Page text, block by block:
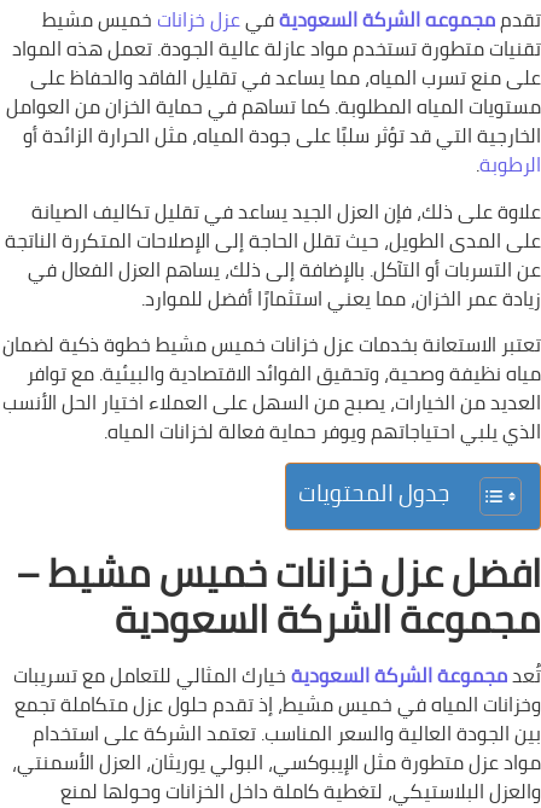
تقدممجموعه الشركة السعوديةفيعزل خزانات خميس مشيط
تقنيات متطورة تستخدم مواد عازلة عالية الجودة. تعمل هذه المواد
على منع تسرب المياه، مما يساعد في تقليل الفاقد والحفاظ على
مستويات المياه المطلوبة. كما تساهم في حماية الخزان من العوامل
الخارجية التي قد تؤثر سلبًا على جودة المياه، مثل الحرارة الزائدة أو
الرطوبة.
علاوة على ذلك، فإن العزل الجيد يساعد في تقليل تكاليف الصيانة
على المدى الطويل، حيث تقلل الحاجة إلى الإصلاحات المتكررة الناتجة
عن التسربات أو التآكل. بالإضافة إلى ذلك، يساهم العزل الفعال في
زيادة عمر الخزان، مما يعني استثمارًا أفضل للموارد.
تعتبر الاستعانة بخدمات عزل خزانات خميس مشيط خطوة ذكية لضمان
مياه نظيفة وصحية، وتحقيق الفوائد الاقتصادية والبيئية. مع توافر
العديد من الخيارات، يصبح من السهل على العملاء اختيار الحل الأنسب
الذي يلبي احتياجاتهم ويوفر حماية فعالة لخزانات المياه.
جدول المحتويات
افضل عزل خزانات خميس مشيط –
مجموعة الشركة السعودية
تُعدمجموعة الشركة السعوديةخيارك المثالي للتعامل مع تسريبات
وخزانات المياه في خميس مشيط، إذ تقدم حلول عزل متكاملة تجمع
بين الجودة العالية والسعر المناسب. تعتمد الشركة على استخدام
مواد عزل متطورة مثل الإيبوكسي، البولي يوريثان، العزل الأسمنتي،
والعزل البلاستيكي، لتغطية كاملة داخل الخزانات وحولها لمنع